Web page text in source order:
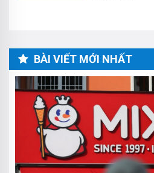
BÀI VIẾT MỚI NHẤT